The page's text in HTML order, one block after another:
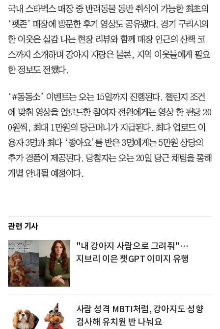
국내 스타벅스 매장 중 반려동물 동반 취식이 가능한 최초의
‘펫존’ 매장에 방문한 후기 영상도 공유됐다. 경기 구리시의
한 이웃은 실감 나는 현장 리뷰와 함께 매장 인근의 산책 코
스까지 소개하며 강아지 자랑은 물론, 지역 이웃들에게 필요
한 정보도 전했다.
‘#동동소’ 이벤트는 오는 15일까지 진행된다. 챌린지 조건
에 맞춰 영상을 업로드한 참여자 전원에게는 영상 한 편당 20
0원씩, 최대 1만원의 당근머니가 지급된다. 최다 업로드 이
용자 3명과 최다 ‘좋아요’를 받은 3명에게는 5만원 상당의
추가 경품이 제공된다. 당첨자는 오는 20일 당근 채팅을 통해
개별 안내될 예정이다.
관련 기사
"내 강아지 사람으로 그려줘"…
지브리 이은 챗GPT 이미지 유행
사람 성격 MBTI처럼, 강아지도 성향
검사해 유치원 반 나눠요